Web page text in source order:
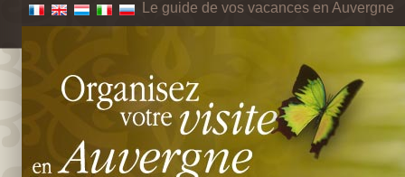
Le guide de vos vacances en Auvergne